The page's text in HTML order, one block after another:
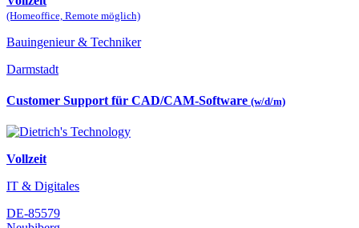
(Homeoffice, Remote möglich)
Bauingenieur & Techniker
Darmstadt
Customer Support für CAD/CAM-Software (w/d/m)
Vollzeit
IT & Digitales
DE-85579